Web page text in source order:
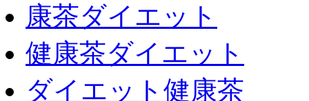
康茶ダイエット
健康茶ダイエット
ダイエット健康茶